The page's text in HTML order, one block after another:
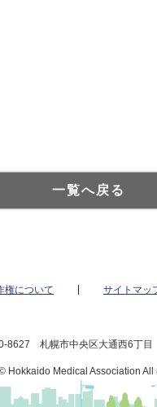
一覧へ戻る
権について サイトマッ
8627 札幌市中央区大通西6丁
Hokkaido Medical Association All